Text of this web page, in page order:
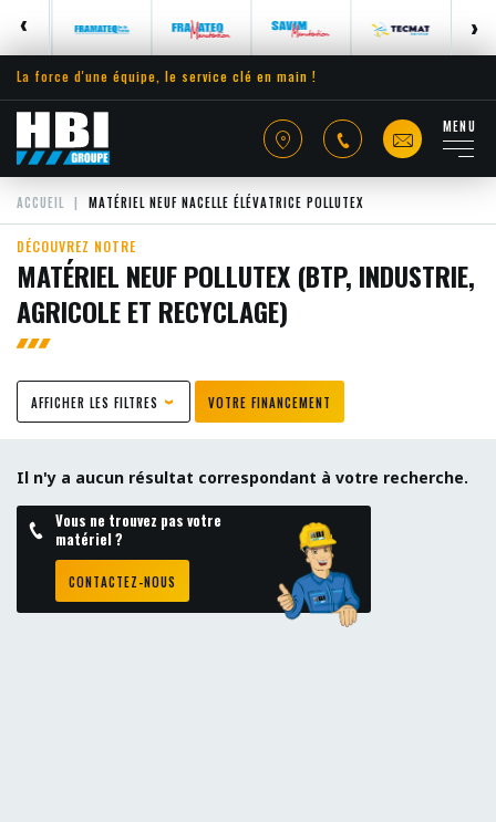
La force d'une équipe, le service clé en main !
MENU
ACCUEIL MATÉRIEL NEUF NACELLE ÉLÉVATRICE POLLUTEX
DÉCOUVREZ NOTRE
MATÉRIEL NEUF POLLUTEX (BTP, INDUSTRIE,
AGRICOLE ET RECYCLAGE)
AFFICHER LES FILTRES VOTRE FINANCEMENT
Il n'y a aucun résultat correspondant à votre recherche.
Vous ne trouvez pas votre
matériel ?
CONTACTEZ-NOUS